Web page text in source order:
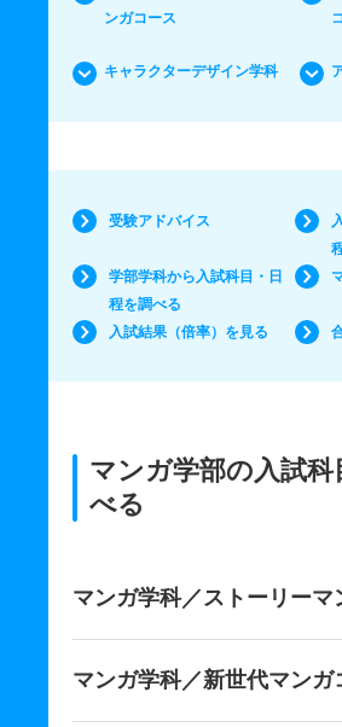
ンガコース
キャラクターデザイン学科
受験アドバイス
学部学科から入試科目・日
程を調べる
入試結果（倍率）を見る
マンガ学部の入試科
べる
マンガ学科／ストーリーマ
マンガ学科／新世代マンガ